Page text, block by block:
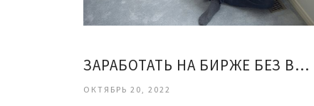
ЗАРАБОТАТЬ НА БИРЖЕ БЕЗ ВЛОЖЕНИЙ
ОКТЯБРЬ 20, 2022